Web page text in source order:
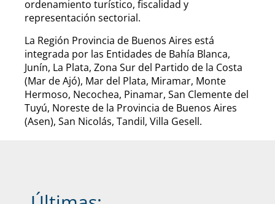
ordenamiento turístico, fiscalidad y
representación sectorial.
La Región Provincia de Buenos Aires está
integrada por las Entidades de Bahía Blanca,
Junín, La Plata, Zona Sur del Partido de la Costa
(Mar de Ajó), Mar del Plata, Miramar, Monte
Hermoso, Necochea, Pinamar, San Clemente del
Tuyú, Noreste de la Provincia de Buenos Aires
(Asen), San Nicolás, Tandil, Villa Gesell.